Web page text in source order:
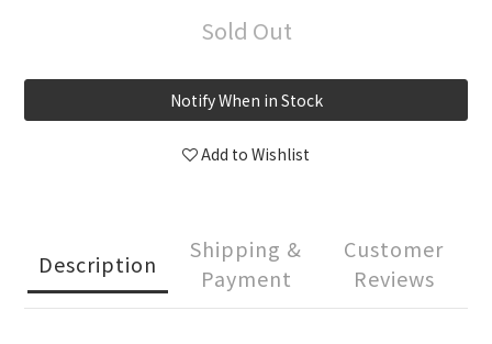
Sold Out
Notify When in Stock
Add to Wishlist
Description
Shipping &
Payment
Customer
Reviews